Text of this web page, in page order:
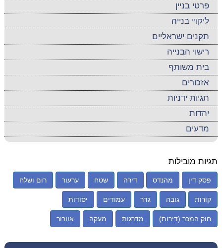
פרטי בניין
ליקויי בנייה
תקנים ישראליים
רישוי הבנייה
בית משותף
אזכורים
תגיות ידניות
יהדות
מדעים
תגיות מובילות
פסק דין מהנדס דירה שטח ערעור רום ושלח
קורות גובה גדר עמודים יסודות
חוק המכר (דירות) מדרגות מעקה אוורור